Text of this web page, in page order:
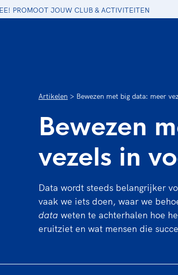
PROMOOT JOUW CLUB & ACTIVITEITEN
Artikelen Bewezen met big data: meer
Bewezen
vezels in
Data wordt steeds belangrijker
vaak we iets doen, waar we
data weten te achterhalen hoe
eruitziet en wat mensen die